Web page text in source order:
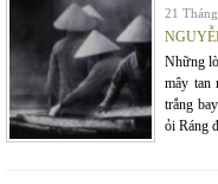
21
Những
mây tan
trắng
ỏi Ráng